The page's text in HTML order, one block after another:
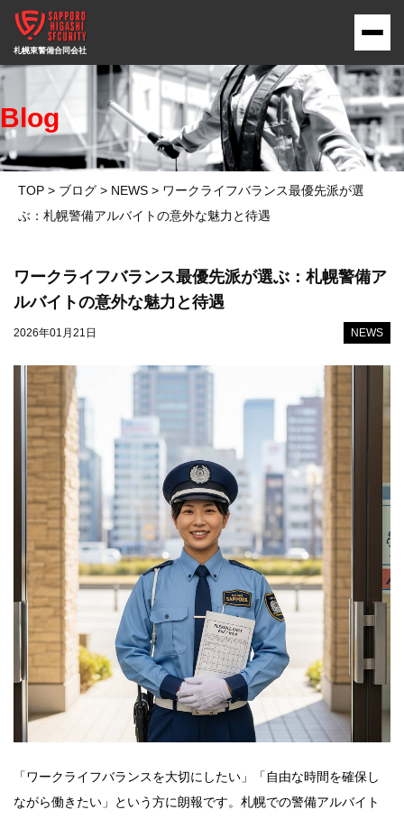
Blog
TOP > ブログ > NEWS > ワークライフバランス最優先派が選
ぶ：札幌警備アルバイトの意外な魅力と待遇
ワークライフバランス最優先派が選ぶ：札幌警備ア
ルバイトの意外な魅力と待遇
2026年01月21日 NEWS
「ワークライフバランスを大切にしたい」「自由な時間を確保し
ながら働きたい」という方に朗報です。札幌での警備アルバイト